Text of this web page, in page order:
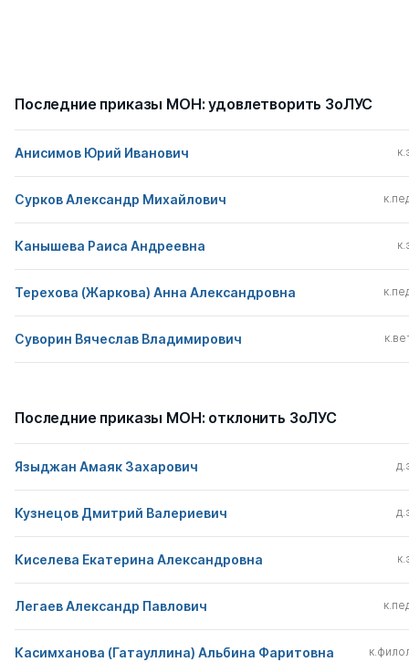
Последние приказы МОН: удовлетворить ЗоЛУС
Анисимов Юрий Иванович
Сурков Александр Михайлович
Канышева Раиса Андреевна
Терехова (Жаркова) Анна Александровна
Суворин Вячеслав Владимирович
Последние приказы МОН: отклонить ЗоЛУС
Языджан Амаяк Захарович
Кузнецов Дмитрий Валериевич
Киселева Екатерина Александровна
Легаев Александр Павлович
Касимханова (Гатауллина) Альбина Фаритовна